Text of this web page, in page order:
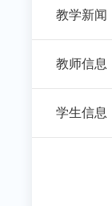
教学新闻
教师信息
学生信息